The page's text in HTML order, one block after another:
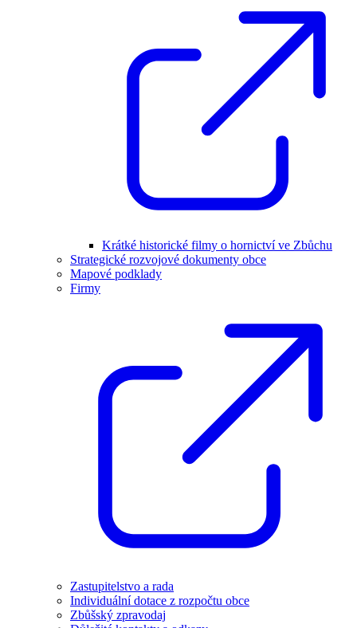
Krátké historické filmy o hornictví ve Zbůchu
Strategické rozvojové dokumenty obce
Mapové podklady
Firmy
Zastupitelstvo a rada
Individuální dotace z rozpočtu obce
Zbůšský zpravodaj